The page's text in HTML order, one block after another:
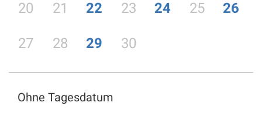
20 21 22 23 24 25 26
27 28 29 30
Ohne Tagesdatum